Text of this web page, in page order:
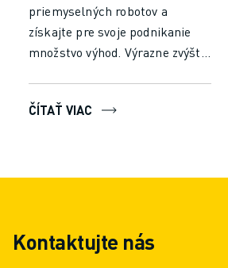
priemyselných robotov a
získajte pre svoje podnikanie
množstvo výhod. Výrazne zvýšte
potrebného na manuálnu
aby ste zabezpečili
vyššej priepustnosti a
rýchlejšiemu spracovaniu.
ČÍTAŤ VIAC
Kontaktujte nás